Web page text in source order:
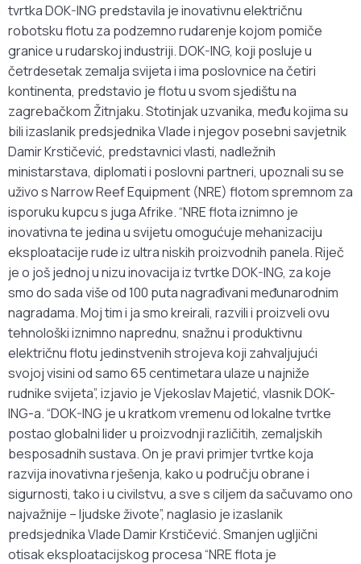
tvrtka DOK-ING predstavila je inovativnu električnu
robotsku flotu za podzemno rudarenje kojom pomiče
granice u rudarskoj industriji. DOK-ING, koji posluje u
četrdesetak zemalja svijeta i ima poslovnice na četiri
kontinenta, predstavio je flotu u svom sjedištu na
zagrebačkom Žitnjaku. Stotinjak uzvanika, među kojima su
bili izaslanik predsjednika Vlade i njegov posebni savjetnik
Damir Krstičević, predstavnici vlasti, nadležnih
ministarstava, diplomati i poslovni partneri, upoznali su se
uživo s Narrow Reef Equipment (NRE) flotom spremnom za
isporuku kupcu s juga Afrike. “NRE flota iznimno je
inovativna te jedina u svijetu omogućuje mehanizaciju
eksploatacije rude iz ultra niskih proizvodnih panela. Riječ
je o još jednoj u nizu inovacija iz tvrtke DOK-ING, za koje
smo do sada više od 100 puta nagrađivani međunarodnim
nagradama. Moj tim i ja smo kreirali, razvili i proizveli ovu
tehnološki iznimno naprednu, snažnu i produktivnu
električnu flotu jedinstvenih strojeva koji zahvaljujući
svojoj visini od samo 65 centimetara ulaze u najniže
rudnike svijeta”, izjavio je Vjekoslav Majetić, vlasnik DOK-
ING-a. “DOK-ING je u kratkom vremenu od lokalne tvrtke
postao globalni lider u proizvodnji različitih, zemaljskih
besposadnih sustava. On je pravi primjer tvrtke koja
razvija inovativna rješenja, kako u području obrane i
sigurnosti, tako i u civilstvu, a sve s ciljem da sačuvamo ono
najvažnije – ljudske živote”, naglasio je izaslanik
predsjednika Vlade Damir Krstičević. Smanjen ugljični
otisak eksploatacijskog procesa “NRE flota je